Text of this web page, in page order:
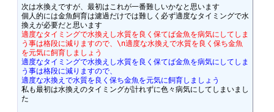
次は水換えですが、最初はこれが一番難しいかなと思います
個人的には金魚飼育は濾過だけでは難しく必ず適度なタイミングで水
換えが必要だと思います
適度なタイミングで水換えし水質を良く保てば金魚を病気にしてしま
う事は格段に減りますので、\n適度な水換えで水質を良く保ち金魚
を元気に飼育しましょう
適度なタイミングで水換えし水質を良く保てば金魚を病気にしてしま
う事は格段に減りますので、
適度な水換えで水質を良く保ち金魚を元気に飼育しましょう
私も最初は水換えのタイミングが計れずに色々病気にしてしまいまし
た